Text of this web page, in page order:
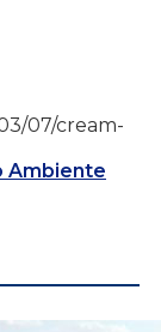
07/cream-
Ambiente